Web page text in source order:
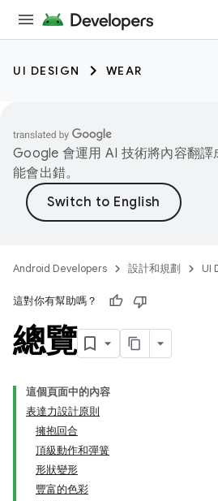
UI DESIGN WEAR
Google 會運用 AI 技術將內容翻譯
能會出錯。
Android Developers 設計和規劃 UI
這對你有幫助嗎？
總覽
這個頁面中的內容
表達力設計原則
擁抱回合
頂級動作和彈簧
形狀變形
豐富的色彩